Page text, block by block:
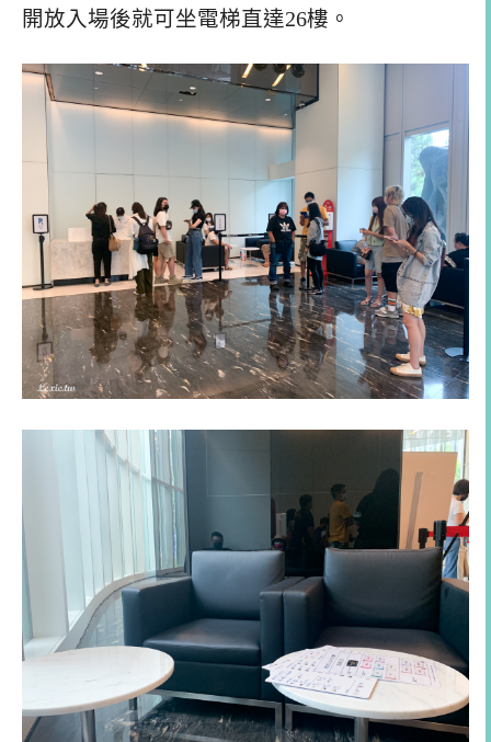
開放入場後就可坐電梯直達26樓。